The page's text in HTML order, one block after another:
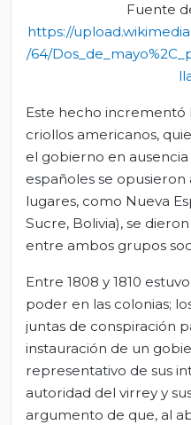
Fuente
https://
/64/
Este hecho incrementó
criollos americanos,
el gobierno en
españoles se opusieron
lugares, como Nueva
Sucre, Bolivia), se
entre ambos grupos
Entre 1808 y 1810
poder en las colonias;
juntas de conspiración
instauración de un
representativo de sus
autoridad del virrey y
argumento de que, al